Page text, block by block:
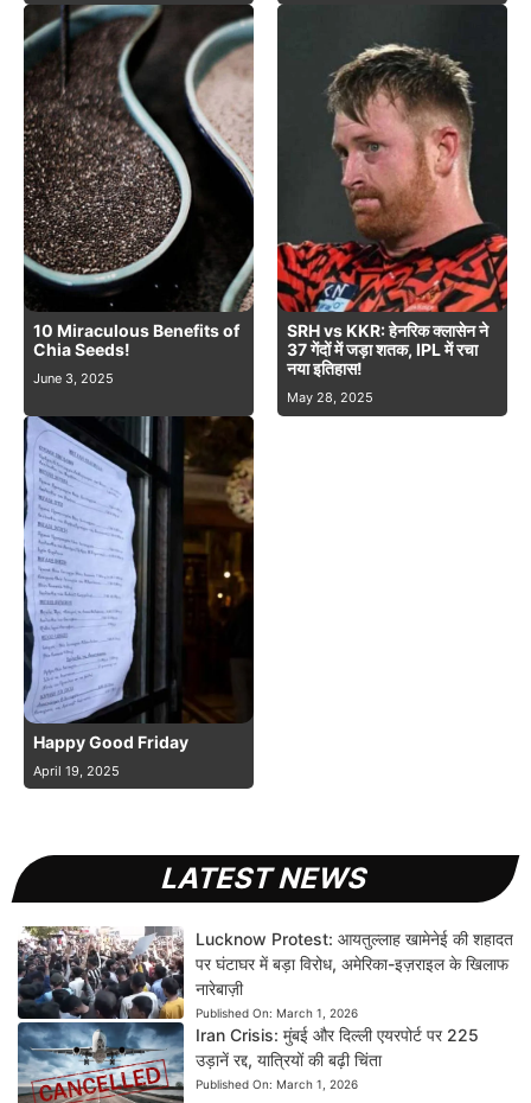
10 Miraculous Benefits of
Chia Seeds!
June 3, 2025
SRH vs KKR: हेनरिक क्लासेन ने
37 गेंदों में जड़ा शतक, IPL में रचा
नया इतिहास!
May 28, 2025
Happy Good Friday
April 19, 2025
LATEST NEWS
Lucknow Protest: आयतुल्लाह खामेनेई की शहादत
पर घंटाघर में बड़ा विरोध, अमेरिका-इज़राइल के खिलाफ
नारेबाज़ी
Published On: March 1, 2026
Iran Crisis: मुंबई और दिल्ली एयरपोर्ट पर 225
उड़ानें रद्द, यात्रियों की बढ़ी चिंता
Published On: March 1, 2026